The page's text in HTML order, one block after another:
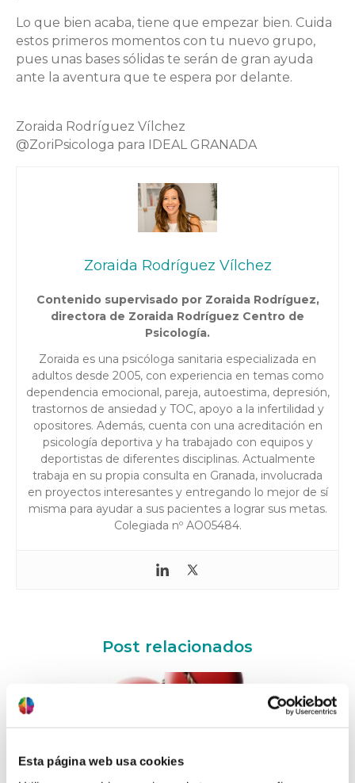
Esta página web usa cookies
Lo que bien acaba, tiene que empezar bien. Cuida
estos primeros momentos con tu nuevo grupo,
pues unas bases sólidas te serán de gran ayuda
ante la aventura que te espera por delante.
Zoraida Rodríguez Vílchez
@ZoriPsicologa para IDEAL GRANADA
Zoraida Rodríguez Vílchez
Contenido supervisado por Zoraida Rodríguez,
directora de Zoraida Rodríguez Centro de
Psicología.
Zoraida es una psicóloga sanitaria especializada en
adultos desde 2005, con experiencia en temas como
dependencia emocional, pareja, autoestima, depresión,
trastornos de ansiedad y TOC, apoyo a la infertilidad y
opositores. Además, cuenta con una acreditación en
psicología deportiva y ha trabajado con equipos y
deportistas de diferentes disciplinas. Actualmente
trabaja en su propia consulta en Granada, involucrada
en proyectos interesantes y entregando lo mejor de sí
misma para ayudar a sus pacientes a lograr sus metas.
Colegiada nº AO05484.
Post relacionados